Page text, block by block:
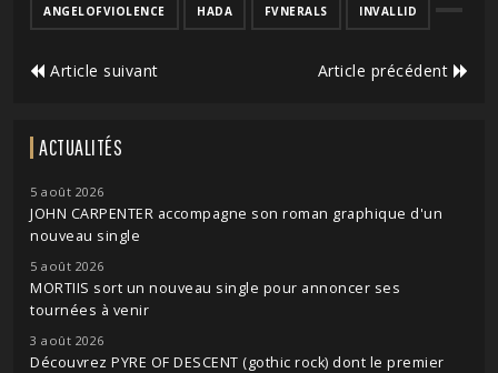
ANGELOFVIOLENCE HADA FVNERALS INVALLID
Article suivant Article précédent
ACTUALITÉS
5 août 2026
JOHN CARPENTER accompagne son roman graphique d'un
nouveau single
5 août 2026
MORTIIS sort un nouveau single pour annoncer ses
tournées à venir
3 août 2026
Découvrez PYRE OF DESCENT (gothic rock) dont le premier